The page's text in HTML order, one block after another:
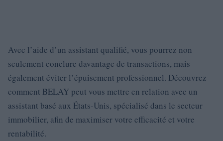
Avec l’aide d’un assistant qualifié, vous pourrez non
seulement conclure davantage de transactions, mais
également éviter l’épuisement professionnel. Découvrez
comment BELAY peut vous mettre en relation avec un
assistant basé aux États-Unis, spécialisé dans le secteur
immobilier, afin de maximiser votre efficacité et votre
rentabilité.